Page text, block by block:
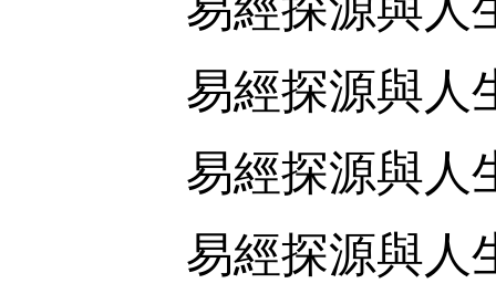
易經探源與人
易經探源與人
易經探源與人